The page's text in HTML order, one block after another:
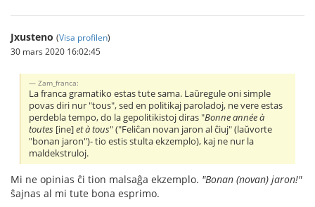
Jxusteno (Visa profilen)
30 mars 2020 16:02:45
Zam_franca:
La franca gramatiko estas tute sama. Laŭregule oni simple
povas diri nur "tous", sed en politikaj paroladoj, ne vere estas
perdebla tempo, do la gepolitikistoj diras "Bonne année à
toutes [ine]et à tous" ("Feliĉan novan jaron al ĉiuj" (laŭvorte
"bonan jaron")- tio estis stulta ekzemplo), kaj ne nur la
maldekstruloj.
Mi ne opinias ĉi tion malsaĝa ekzemplo. "Bonan (novan) jaron!"
ŝajnas al mi tute bona esprimo.